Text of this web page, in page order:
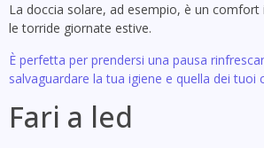
La doccia solare, ad esempio, è un comfort
le torride giornate estive.
È perfetta per prendersi una pausa
salvaguardare la tua igiene e quella dei tuoi
Fari a led